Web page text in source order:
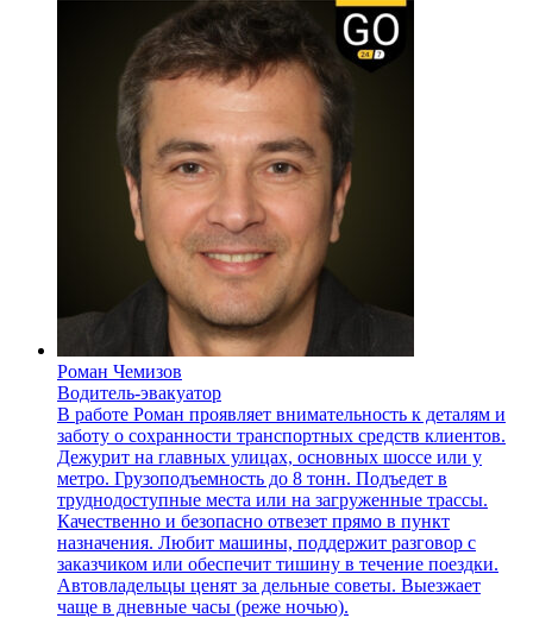
Роман Чемизов
Водитель-эвакуатор
В работе Роман проявляет внимательность к деталям и
заботу о сохранности транспортных средств клиентов.
Дежурит на главных улицах, основных шоссе или у
метро. Грузоподъемность до 8 тонн. Подъедет в
труднодоступные места или на загруженные трассы.
Качественно и безопасно отвезет прямо в пункт
назначения. Любит машины, поддержит разговор с
заказчиком или обеспечит тишину в течение поездки.
Автовладельцы ценят за дельные советы. Выезжает
чаще в дневные часы (реже ночью).